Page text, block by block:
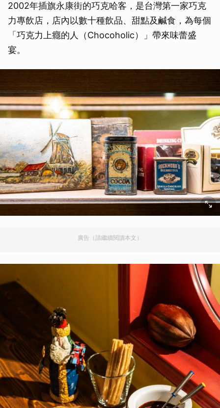
2002年插旗永康街的巧克哈客，是台灣第一家巧克
力專飲店，店內以數十種飲品、甜點及鹹食，為每個
「巧克力上癮的人（Chocoholic）」帶來味蕾盛
宴。
廣告（請繼續閱讀本文）